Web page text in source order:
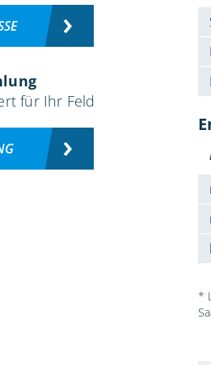
für Ihr Feld
*